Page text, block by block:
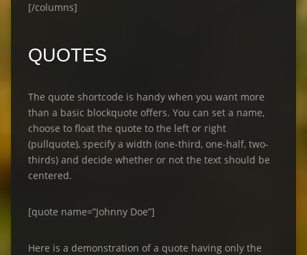
[/columns]
QUOTES
The quote shortcode is handy when you want more
than a basic blockquote offers. You can set a name,
choose to float the quote to the left or right
(pullquote), specify a width (one-third, one-half, two-
thirds) and decide whether or not the text should be
centered.
[quote name=”Johnny Doe”]
Here is a demonstration of a quote having only the